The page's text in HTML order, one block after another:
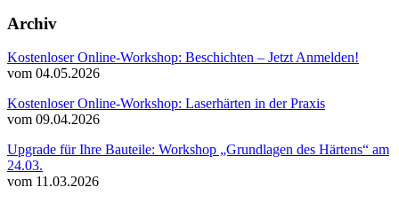
Archiv
Kostenloser Online-Workshop: Beschichten – Jetzt Anmelden!
vom 04.05.2026
Kostenloser Online-Workshop: Laserhärten in der Praxis
vom 09.04.2026
Upgrade für Ihre Bauteile: Workshop „Grundlagen des Härtens“ am
24.03.
vom 11.03.2026